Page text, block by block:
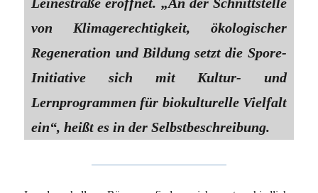
von Klimagerechtigkeit, ökologischer
Regeneration und Bildung setzt die Spore-
Initiative sich mit Kultur- und
Lernprogrammen für biokulturelle Vielfalt
ein“, heißt es in der Selbstbeschreibung.